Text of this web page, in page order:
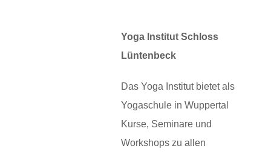
Yoga Institut Schloss
Lüntenbeck
Das Yoga Institut bietet als
Yogaschule in Wuppertal
Kurse, Seminare und
Workshops zu allen